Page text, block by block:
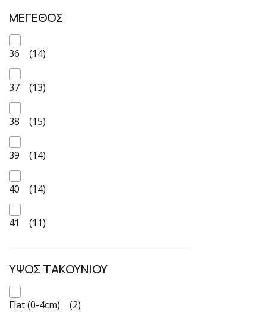
ΜΕΓΕΘΟΣ
36 (14)
37 (13)
38 (15)
39 (14)
40 (14)
41 (11)
ΥΨΟΣ ΤΑΚΟΥΝΙΟΥ
Flat (0-4cm) (2)